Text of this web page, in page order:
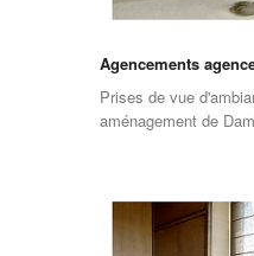
Agencements
Prises de vue
aménagement de